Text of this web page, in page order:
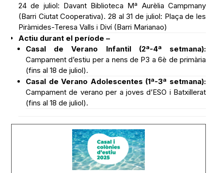
24 de juliol: Davant Biblioteca Mª Aurèlia Campmany
(Barri Ciutat Cooperativa). 28 al 31 de juliol: Plaça de les
Piràmides-Teresa Valls i Diví (Barri Marianao)
Actiu durant el període –
Casal de Verano Infantil (2ª-4ª setmana):
Campament d’estiu per a nens de P3 a 6è de primària
(fins al 18 de juliol).
Casal de Verano Adolescentes (1ª-3ª setmana):
Campament de verano per a joves d’ESO i Batxillerat
(fins al 18 de juliol).